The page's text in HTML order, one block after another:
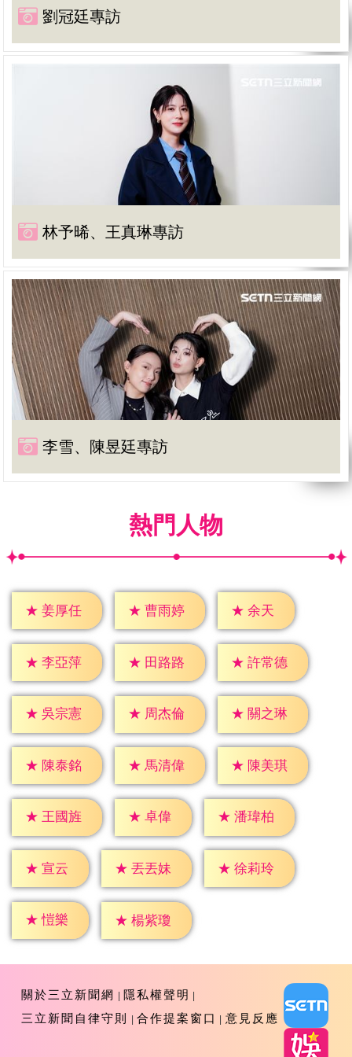
劉冠廷專訪
林予晞、王真琳專訪
李雪、陳昱廷專訪
熱門人物
★ 姜厚任 ★ 曹雨婷 ★ 余天
★ 李亞萍 ★ 田路路 ★ 許常德
★ 吳宗憲 ★ 周杰倫 ★ 關之琳
★ 陳泰銘 ★ 馬清偉 ★ 陳美琪
★ 王國旌 ★ 卓偉 ★ 潘瑋柏
★ 宣云 ★ 丟丟妹 ★ 徐莉玲
★ 愷樂 ★ 楊紫瓊
關於三立新聞網
隱私權聲明
三立新聞自律守則
合作提案窗口 意見反應